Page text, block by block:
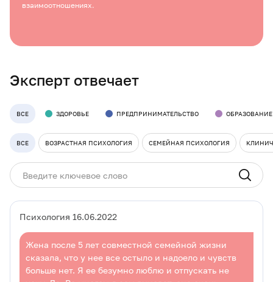
взаимоотношениях.
Эксперт отвечает
ВСЕ ЗДОРОВЬЕ ПРЕДПРИНИМАТЕЛЬСТВО
ВСЕ ВОЗРАСТНАЯ ПСИХОЛОГИЯ СЕМЕЙНАЯ ПСИХОЛОГИЯ
Психология 16.06.2022
Жена после 5 лет совместной семейной жизни
сказала, что у нее все остыло и надоело и чувств
больше нет. Я ее безумно люблю и отпускать не